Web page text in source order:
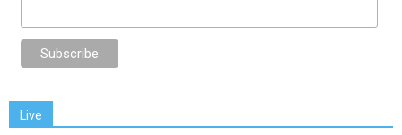
Live